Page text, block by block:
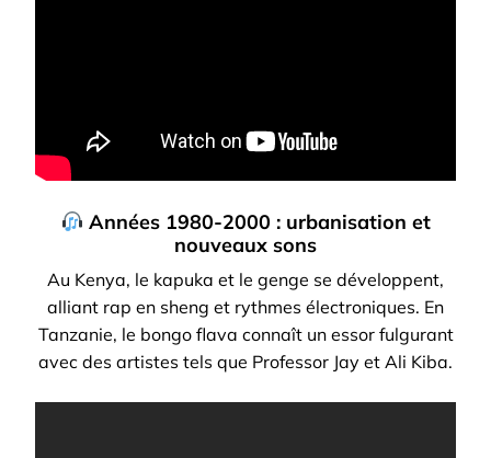
Années 1980-2000 : urbanisation et
nouveaux sons
Au Kenya, le kapuka et le genge se développent,
alliant rap en sheng et rythmes électroniques. En
Tanzanie, le bongo flava connaît un essor fulgurant
avec des artistes tels que Professor Jay et Ali Kiba.